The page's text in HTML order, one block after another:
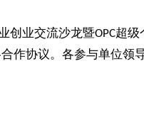
创业交流沙龙暨OPC超级
作协议。各参与单位